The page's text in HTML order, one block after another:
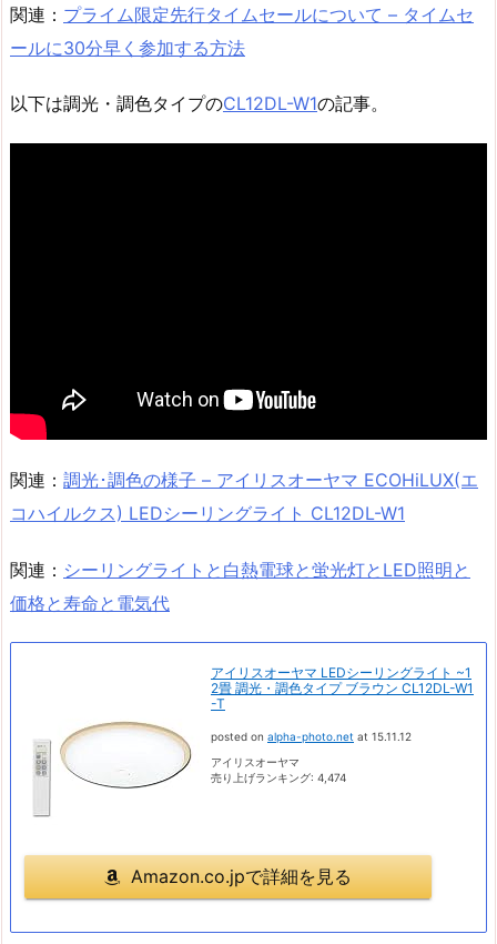
関連： プライム限定先行タイムセールについて – タイムセ
ールに30分早く参加する方法
以下は調光・調色タイプのCL12DL-W1の記事。
関連： 調光･調色の様子 – アイリスオーヤマ ECOHiLUX(エ
コハイルクス) LEDシーリングライト CL12DL-W1
関連： シーリングライトと白熱電球と蛍光灯とLED照明と
価格と寿命と電気代
アイリスオーヤマ LEDシーリングライト ~1
2畳 調光・調色タイプ ブラウン CL12DL-W1
-T
posted on alpha-photo.net at 15.11.12
アイリスオーヤマ
売り上げランキング: 4,474
Amazon.co.jpで詳細を見る